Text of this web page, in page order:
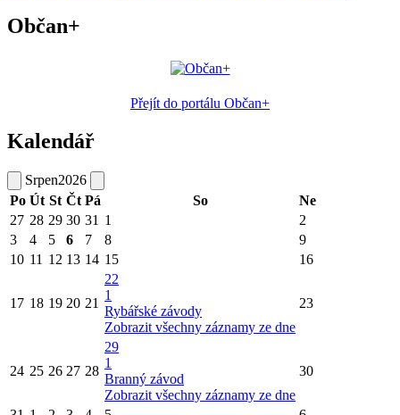
Občan+
Přejít do portálu Občan+
Kalendář
Srpen2026
Po Út St Čt Pá So
Ne
27 28 29 30 31 1
2
3
4 5 6 7 8
9
10 11 12 13 14 15 16
17 18 19 20 21
22
1
Rybářské závody
Zobrazit všechny záznamy ze dne
23
24 25 26 27 28
29
1
Branný závod
Zobrazit všechny záznamy ze dne
30